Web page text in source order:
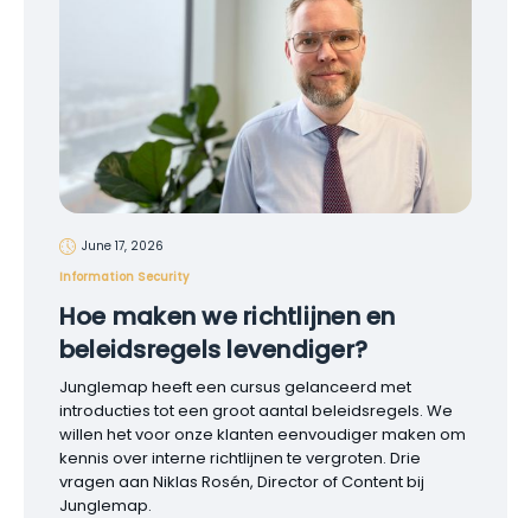
June 17, 2026
Information Security
Hoe maken we richtlijnen en
beleidsregels levendiger?
Junglemap heeft een cursus gelanceerd met
introducties tot een groot aantal beleidsregels. We
willen het voor onze klanten eenvoudiger maken om
kennis over interne richtlijnen te vergroten. Drie
vragen aan Niklas Rosén, Director of Content bij
Junglemap.